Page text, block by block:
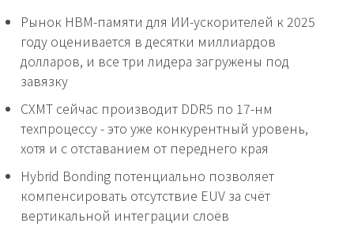
Рынок HBM-памяти для ИИ-ускорителей к 2025
году оценивается в десятки миллиардов
долларов, и все три лидера загружены под
завязку
CXMT сейчас производит DDR5 по 17-нм
техпроцессу - это уже конкурентный уровень,
хотя и с отставанием от переднего края
Hybrid Bonding потенциально позволяет
компенсировать отсутствие EUV за счёт
вертикальной интеграции слоёв